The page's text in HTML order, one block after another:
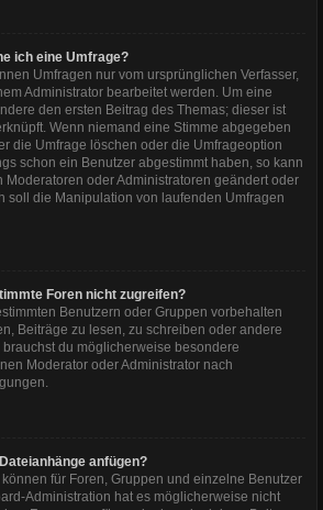
ich eine Umfrage?
Umfragen nur vom ursprünglichen Verfasser,
Administrator bearbeitet werden. Um eine
den ersten Beitrag des Themas; dieser ist
Wenn niemand eine Stimme abgegeben
die Umfrage löschen oder die Umfrageoption
schon ein Benutzer abgestimmt haben, so kann
Moderatoren oder Administratoren geändert oder
soll die Manipulation von laufenden Umfragen
Foren nicht zugreifen?
Benutzern oder Gruppen vorbehalten
Beiträge zu lesen, zu schreiben oder andere
du möglicherweise besondere
Moderator oder Administrator nach
anfügen?
für Foren, Gruppen und einzelne Benutzer
Administration hat es möglicherweise nicht